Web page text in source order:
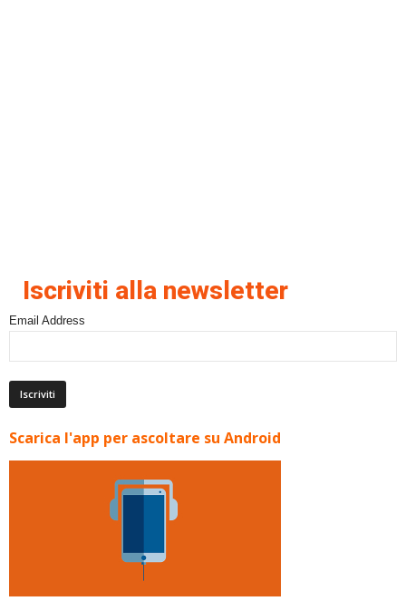
Iscriviti alla newsletter
Email Address
Scarica l'app per ascoltare su Android